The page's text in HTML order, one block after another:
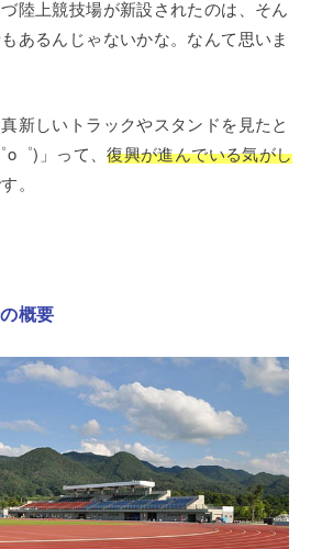
陸上競技場が新設されたのは、そん
あるんじゃないかな。なんて思いま
新しいトラックやスタンドを見たと
o゜)」って、復興が進んでいる気がし
。
概要